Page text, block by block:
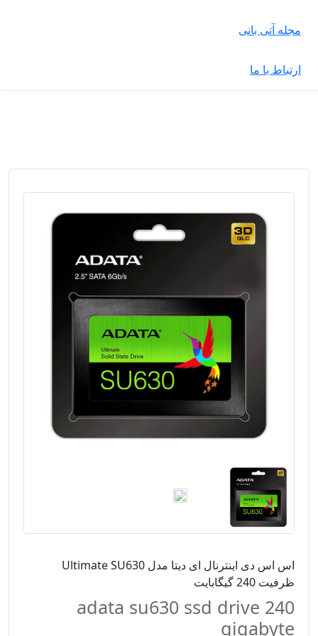
مجله آتی بانی
ارتباط با ما
اس اس دی اینترنال ای دیتا مدل Ultimate SU630
ظرفیت 240 گیگابایت
adata su630 ssd drive 240
gigabyte